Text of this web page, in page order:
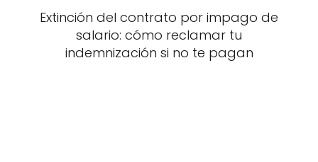
Extinción del contrato por impago de
salario: cómo reclamar tu
indemnización si no te pagan